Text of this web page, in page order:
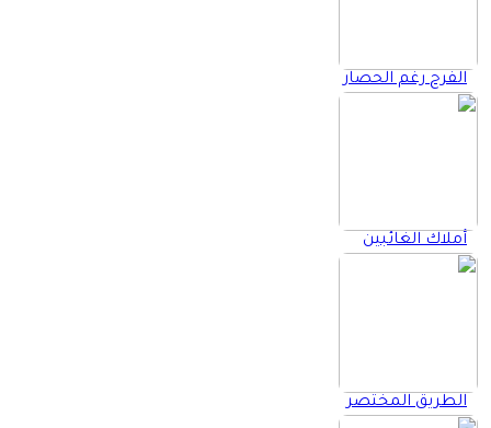
الفرح رغم الحصار
أملاك الغائبين
الطريق المختصر